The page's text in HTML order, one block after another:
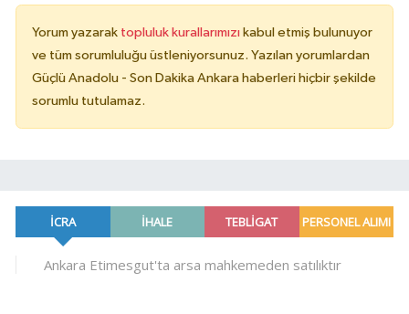
Yorum yazarak topluluk kurallarımızı kabul etmiş bulunuyor
ve tüm sorumluluğu üstleniyorsunuz. Yazılan yorumlardan
Güçlü Anadolu - Son Dakika Ankara haberleri hiçbir şekilde
sorumlu tutulamaz.